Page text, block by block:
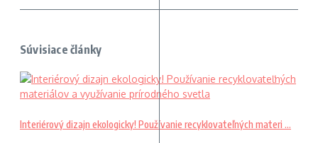
Súvisiace články
Interiérový dizajn ekologicky! Používanie recyklovateľných materi ...